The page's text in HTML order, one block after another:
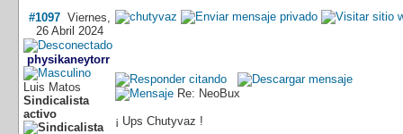
#1097Viernes,
26 Abril 2024
physikaneytorr
Luis Matos
Sindicalista
activo
Re: NeoBux
¡ Ups Chutyvaz !